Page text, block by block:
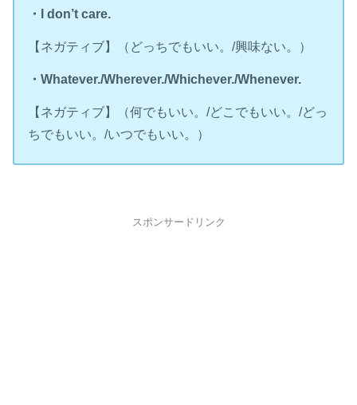
・I don’t care.
【ネガティブ】（どっちでもいい。/興味ない。）
・Whatever./Wherever./Whichever./Whenever.
【ネガティブ】（何でもいい。/どこでもいい。/どっ
ちでもいい。/いつでもいい。）
スポンサードリンク